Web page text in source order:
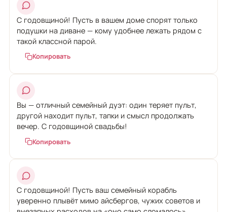
С годовщиной! Пусть в вашем доме спорят только
подушки на диване — кому удобнее лежать рядом с
такой классной парой.
Копировать
Вы — отличный семейный дуэт: один теряет пульт,
другой находит пульт, тапки и смысл продолжать
вечер. С годовщиной свадьбы!
Копировать
С годовщиной! Пусть ваш семейный корабль
уверенно плывёт мимо айсбергов, чужих советов и